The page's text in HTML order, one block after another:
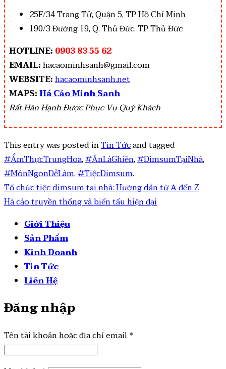
25F/34 Trang Tử, Quận 5, TP Hồ Chí Minh
190/3 Đường 19, Q. Thủ Đức, TP Thủ Đức
HOTLINE: 0903 83 55 62
EMAIL:hacaominhsanh@gmail.com
WEBSITE:hacaominhsanh.net
MAPS:Há Cảo Minh Sanh
Rất Hân Hạnh Được Phục Vụ Quý Khách
This entry was posted inTin Tứcand tagged
#ẨmThựcTrungHoa,#ĂnLàGhiền,#DimsumTạiNhà,
#MónNgonDễLàm,#TiệcDimsum.
Tổ chức tiệc dimsum tại nhà: Hướng dẫn từ A đến Z
Há cảo truyền thống và biến tấu hiện đại
Giới Thiệu
Sản Phẩm
Kinh Doanh
Tin Tức
Liên Hệ
Đăng nhập
Tên tài khoản hoặc địa chỉ email*